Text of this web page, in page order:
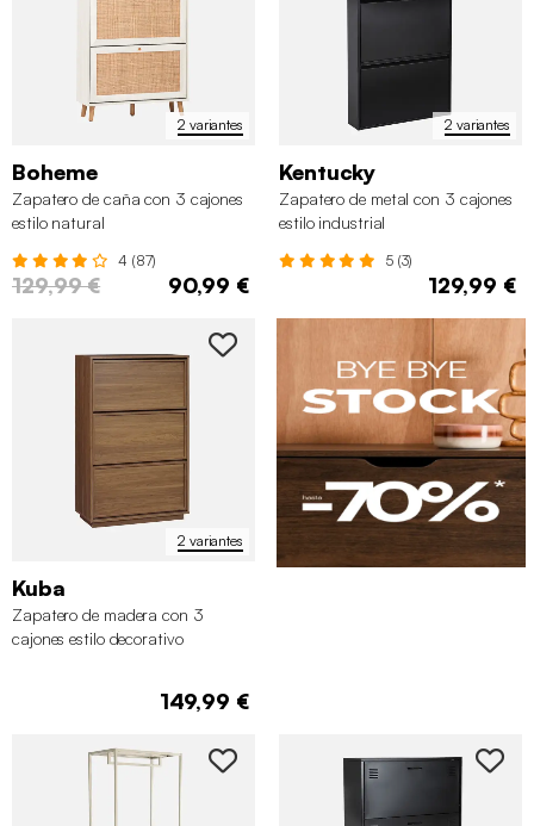
2 variantes
Boheme
Zapatero de caña con 3 cajones
estilo natural
4 (87)
129,99 € 90,99 €
2 variantes
Kentucky
Zapatero de metal con 3 cajones
estilo industrial
5 (3)
129,99 €
2 variantes
Kuba
Zapatero de madera con 3
cajones estilo decorativo
149,99 €